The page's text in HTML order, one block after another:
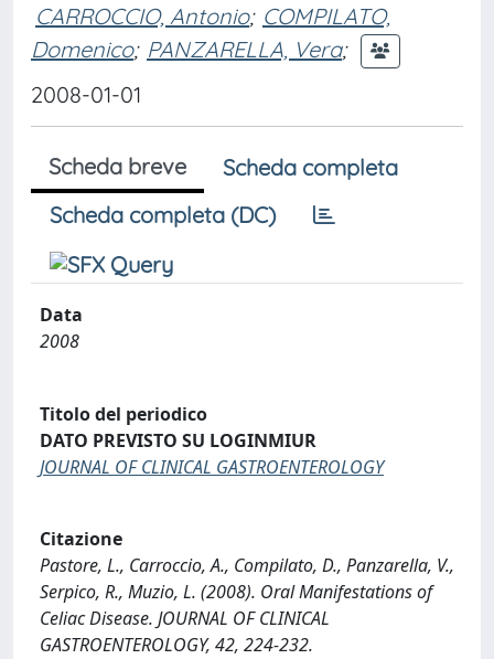
CARROCCIO, Antonio; COMPILATO,
Domenico; PANZARELLA, Vera;
2008-01-01
Scheda breve
Scheda completa
Scheda completa (DC)
Data
2008
Titolo del periodico
DATO PREVISTO SU LOGINMIUR
JOURNAL OF CLINICAL GASTROENTEROLOGY
Citazione
Pastore, L., Carroccio, A., Compilato, D., Panzarella, V.,
Serpico, R., Muzio, L. (2008). Oral Manifestations of
Celiac Disease. JOURNAL OF CLINICAL
GASTROENTEROLOGY, 42, 224-232.